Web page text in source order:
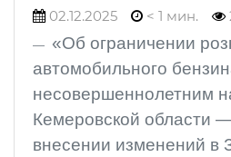
02.12.2025 < 1 мин.
«Об ограничении
автомобильного
несовершеннолетним
Кемеровской области
внесении изменений в